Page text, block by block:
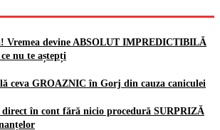
Vremea devine ABSOLUT IMPREDICTIBILĂ
nu te aștepți
ceva GROAZNIC în Gorj din cauza caniculei
în cont fără nicio procedură SURPRIZĂ